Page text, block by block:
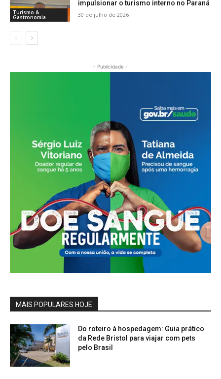
Turismo &
Gastronomia
impulsionar o turismo interno no Paraná
30 de julho de 2026
- Publicidade -
MAIS POPULARES HOJE
Do roteiro à hospedagem: Guia prático
da Rede Bristol para viajar com pets
pelo Brasil